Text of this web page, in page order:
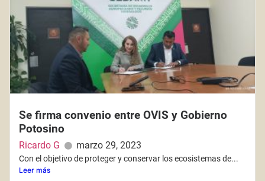
Se firma convenio entre OVIS y Gobierno
Potosino
Ricardo G marzo 29, 2023
Con el objetivo de proteger y conservar los ecosistemas de...
Leer más